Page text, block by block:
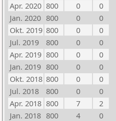
Apr. 2020 800 0
0
Jan. 2020 800 0
0
Okt. 2019 800 0
0
Jul. 2019
800 0
0
Apr. 2019 800 0
0
Jan. 2019 800 0
0
Okt. 2018 800 0
0
Jul. 2018
800 0
0
Apr. 2018 800 7
2
Jan. 2018 800 4
0